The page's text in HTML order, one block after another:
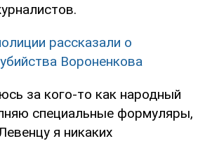
рассказали о
Вороненкова
за кого-то как народный
специальные формуляры,
я никаких